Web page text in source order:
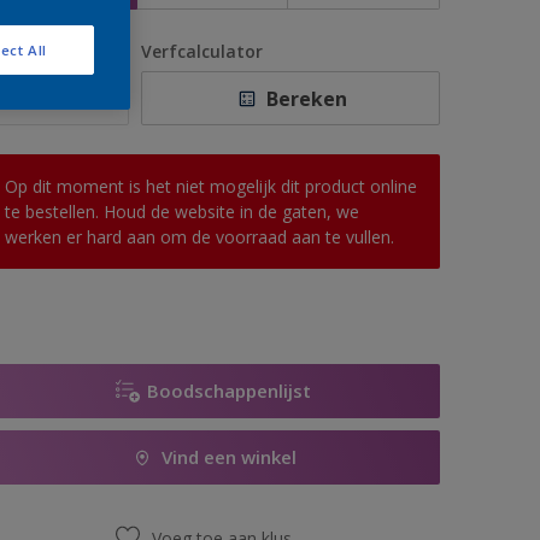
Verfcalculator
Bereken
Op dit moment is het niet mogelijk dit product online
te bestellen. Houd de website in de gaten, we
werken er hard aan om de voorraad aan te vullen.
Boodschappenlijst
Vind een winkel
All